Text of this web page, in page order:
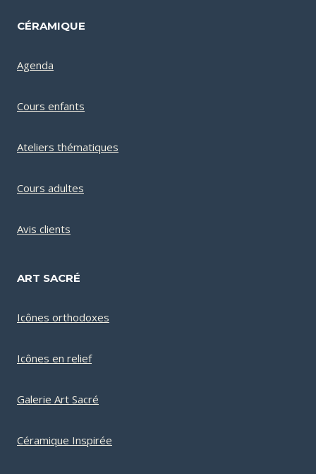
CÉRAMIQUE
Agenda
Cours enfants
Ateliers thématiques
Cours adultes
Avis clients
ART SACRÉ
Icônes orthodoxes
Icônes en relief
Galerie Art Sacré
Céramique Inspirée